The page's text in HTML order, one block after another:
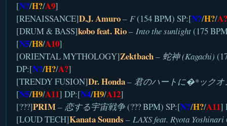
[N?/H?/A9]
[RENAISSANCE]D.J. Amuro– F(154 BPM) SP:[N?/H?/A?
[DRUM & BASS]kobo feat. Rio– Into the sunlight(175
[N5/H8/A10]
[ORIENTAL MYTHOLOGY]Zektbach– 蛇神 (Kagachi)
DP:[N?/H?/A?]
[TRENDY FUSION]Dr. Honda– 君のハートに�*ックオ
[N5/H9/A11] DP:[N4/H9/A12]
[???]PRIM– 恋する宇宙戦争(??? BPM) SP:[N?/H?/A11]
[LOUD TECH]Kanata Sounds – LAXS feat. Ryota Yoshinari